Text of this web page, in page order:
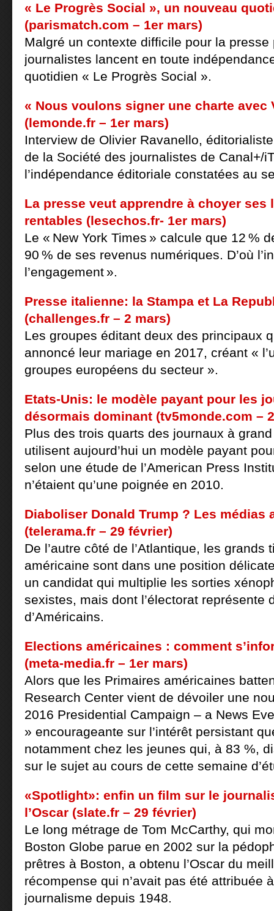
« Le Progrès Social », un nouveau
(parismatch.com – 1er mars)
Malgré un contexte difficile pour la presse
journalistes lancent en toute
quotidien « Le Progrès Social ».
« Nous voulons signer une charte avec
(lemonde.fr – 1er mars)
Interview de Olivier Ravanello,
de la Société des journalistes de Canal+/
l’indépendance éditoriale constatées au
La presse veut apprendre à choyer ses
rentables (lesechos.fr- 1er mars)
Le « New York Times » calcule que 12 %
90 % de ses revenus numériques. D’où
l’engagement ».
Presse italienne: la Stampa et La
(challenges.fr – 2 mars)
Les groupes éditant deux des principaux
annoncé leur mariage en 2017, créant «
groupes européens du secteur ».
Etats-Unis: le modèle payant pour les
désormais dominant (tv5monde.com –
Plus des trois quarts des journaux à
utilisent aujourd’hui un modèle payant
selon une étude de l’American Press
n’étaient qu’une poignée en 2010.
Diaboliser Donald Trump ? Les médias
(telerama.fr – 29 février)
De l’autre côté de l’Atlantique, les grands
américaine sont dans une position
un candidat qui multiplie les sorties
sexistes, mais dont l’électorat représente
d’Américains.
Elections américaines : comment
(meta-media.fr – 1er mars)
Alors que les Primaires américaines
Research Center vient de dévoiler une
2016 Presidential Campaign – a News
» encourageante sur l’intérêt persistant
notamment chez les jeunes qui, à 83 %,
sur le sujet au cours de cette semaine
«Spotlight»: enfin un film sur le
l’Oscar (slate.fr – 29 février)
Le long métrage de Tom McCarthy, qui
Boston Globe parue en 2002 sur la
prêtres à Boston, a obtenu l’Oscar du
récompense qui n’avait pas été attribuée
journalisme depuis 1948.